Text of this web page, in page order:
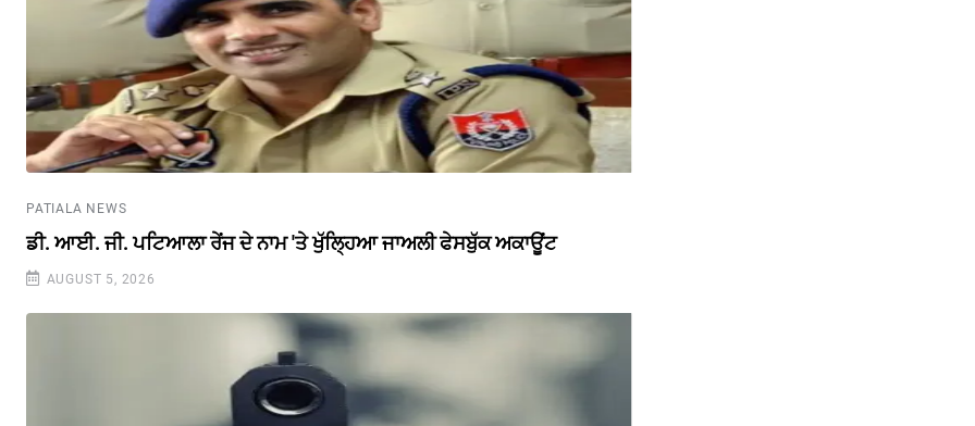
PATIALA NEWS
ਡੀ. ਆਈ. ਜੀ. ਪਟਿਆਲਾ ਰੇਂਜ ਦੇ ਨਾਮ 'ਤੇ ਖੁੱਲ੍ਹਿਆ ਜਾਅਲੀ ਫੇਸਬੁੱਕ ਅਕਾਊਂਟ
AUGUST 5, 2026